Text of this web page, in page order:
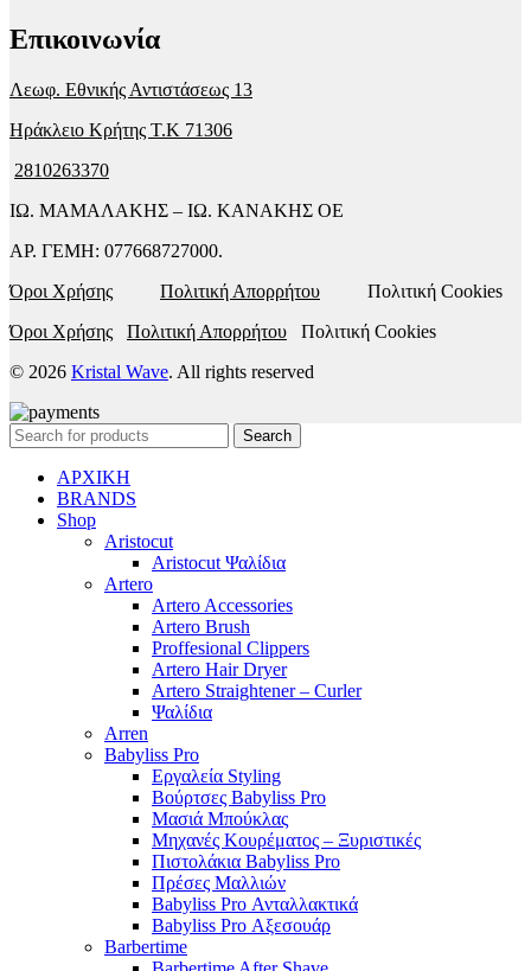
Επικοινωνία
Λεωφ. Εθνικής Αντιστάσεως 13
Ηράκλειο Κρήτης T.K 71306
2810263370
ΙΩ. ΜΑΜΑΛΑΚΗΣ – ΙΩ. ΚΑΝΑΚΗΣ ΟΕ
ΑΡ. ΓΕΜΗ: 077668727000.
Όροι Χρήσης
Πολιτική Απορρήτου Πολιτική Cookies
Όροι Χρήσης
Πολιτική Απορρήτου Πολιτική Cookies
© 2026 Kristal Wave. All rights reserved
Search
ΑΡΧΙΚΗ
BRANDS
Shop
Aristocut
Aristocut Ψαλίδια
Artero
Artero Accessories
Artero Brush
Proffesional Clippers
Artero Hair Dryer
Artero Straightener – Curler
Ψαλίδια
Arren
Babyliss Pro
Εργαλεία Styling
Βούρτσες Babyliss Pro
Μασιά Μπούκλας
Μηχανές Κουρέματος – Ξυριστικές
Πιστολάκια Babyliss Pro
Πρέσες Μαλλιών
Babyliss Pro Ανταλλακτικά
Babyliss Pro Αξεσουάρ
Barbertime